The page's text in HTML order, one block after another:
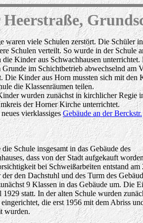
waren viele Schulen zerstört. Die Schüler
Schulen verteilt. So wurde in der Schule
die Kinder aus Schwachhausen
Grunde im Schichtbetrieb abwechselnd am
Die Kinder aus Horn mussten sich mit den
die Klassenräumen teilen.
wurden zunächst in kirchlicher Regie
der Horner Kirche unterrichtet.
vierklassigesGebäude an der Berckstr.
Schule insgesamt in das Gebäude des
dass von der Stadt aufgekauft
bei Schweißarbeiten entstand am
der den Dachstuhl und des Turm des
9 Klassen in das Gebäude um. Die
statt. In der alten Schule wurden
die erst 1956 mit dem Abriss
wurden.